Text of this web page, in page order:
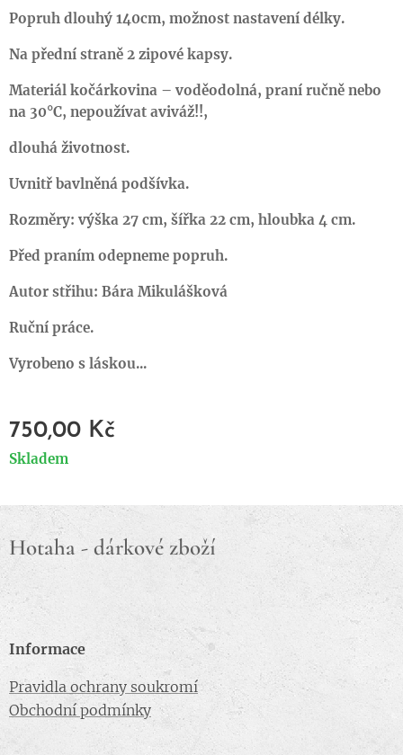
Popruh dlouhý 140cm, možnost nastavení délky.
Na přední straně 2 zipové kapsy.
Materiál kočárkovina – voděodolná, praní ručně nebo
na 30°C, nepoužívat aviváž!!,
dlouhá životnost.
Uvnitř bavlněná podšívka.
Rozměry: výška 27 cm, šířka 22 cm, hloubka 4 cm.
Před praním odepneme popruh.
Autor střihu: Bára Mikulášková
Ruční práce.
Vyrobeno s láskou...
750,00 Kč
Skladem
Hotaha - dárkové zboží
Informace
Pravidla ochrany soukromí
Obchodní podmínky